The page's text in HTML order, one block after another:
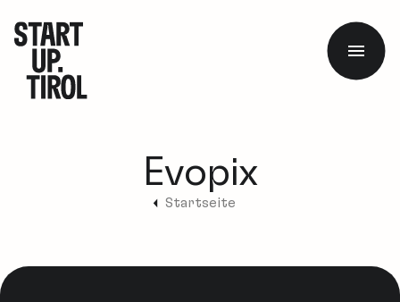
Evopix
Startseite